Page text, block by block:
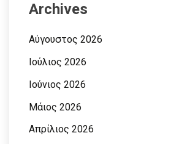
Archives
Αύγουστος 2026
Ιούλιος 2026
Ιούνιος 2026
Μάιος 2026
Απρίλιος 2026